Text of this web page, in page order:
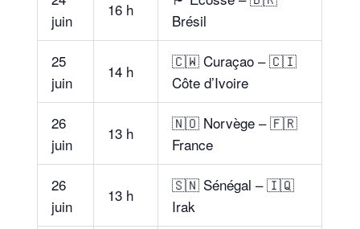
juin
16 h
Brésil
25
juin
14 h
🇨🇼 Curaçao – 🇨🇮
Côte d’Ivoire
26
juin
13 h
🇳🇴 Norvège – 🇫🇷
France
26
juin
13 h
🇸🇳 Sénégal – 🇮🇶
Irak